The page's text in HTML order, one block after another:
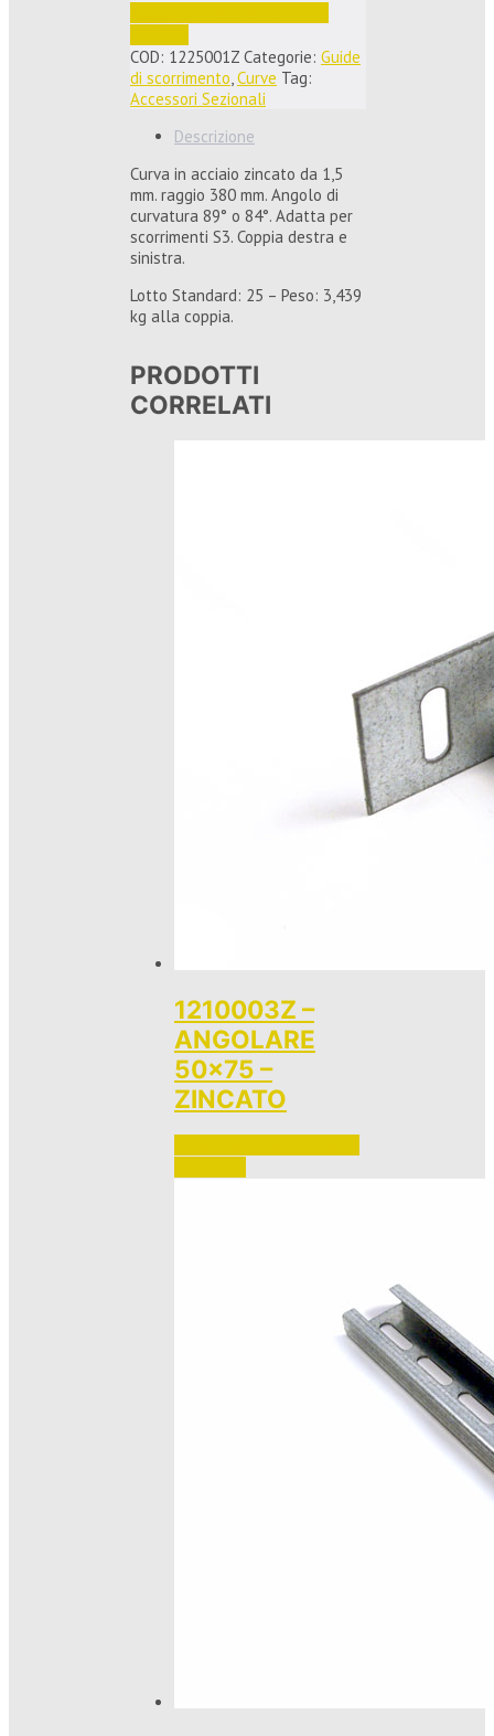
COD: 1225001Z Categorie: Guide
di scorrimento,Curve Tag:
Accessori Sezionali
Descrizione
Curva in acciaio zincato da 1,5
mm. raggio 380 mm. Angolo di
curvatura 89° o 84°. Adatta per
scorrimenti S3. Coppia destra e
sinistra.
Lotto Standard: 25 – Peso: 3,439
kg alla coppia.
PRODOTTI
CORRELATI
1210003Z –
ANGOLARE
50×75 –
ZINCATO